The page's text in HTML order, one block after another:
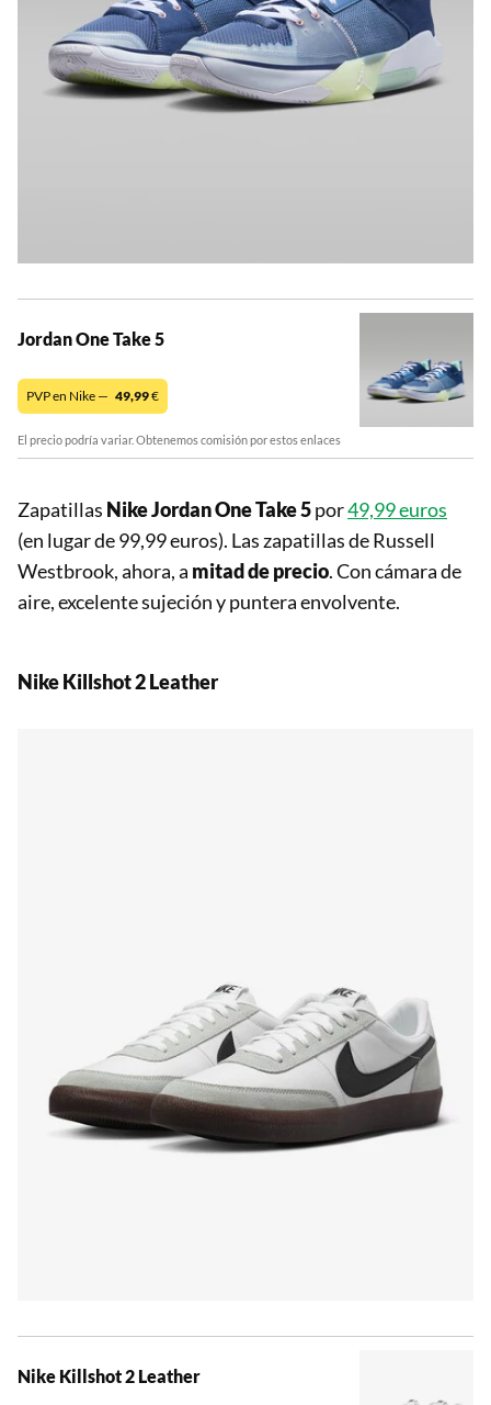
Jordan One Take 5
PVP en Nike — 49,99€
El precio podría variar. Obtenemos comisión por estos enlaces
Zapatillas Nike Jordan One Take 5por49,99 euros
(en lugar de 99,99 euros). Las zapatillas de Russell
Westbrook, ahora, a mitad de precio. Con cámara de
aire, excelente sujeción y puntera envolvente.
Nike Killshot 2 Leather
Nike Killshot 2 Leather